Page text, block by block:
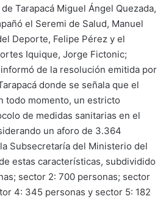
Tarapacá Miguel Ángel Quezada,
el Seremi de Salud, Manuel
Deporte, Felipe Pérez y el
Iquique, Jorge Fictonic;
de la resolución emitida por
donde se señala que el
todo momento, un estricto
de medidas sanitarias en el
un aforo de 3.364
Subsecretaría del Ministerio del
estas características, subdividido
sector 2: 700 personas; sector
4: 345 personas y sector 5: 182